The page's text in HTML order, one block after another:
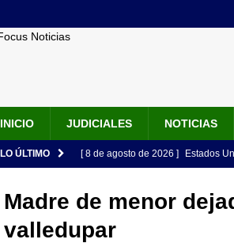
INICIO JUDICIALES NOTICIAS
LO ÚLTIMO [ 8 de agosto de 2026 ] Estados
[ 7 de agosto de 2026 ] “Ha
discurso de Abelardo de la
Madre de menor
valledupar